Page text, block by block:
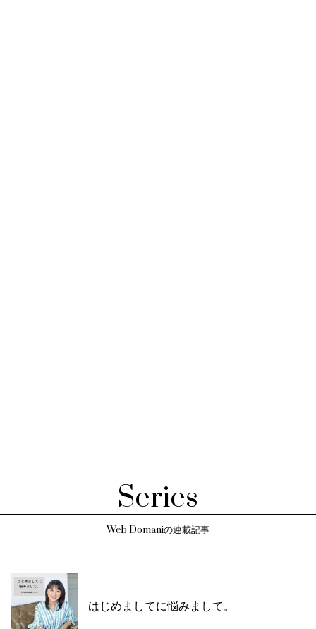
Series
Web Domaniの連載記事
はじめましてに悩みまして。